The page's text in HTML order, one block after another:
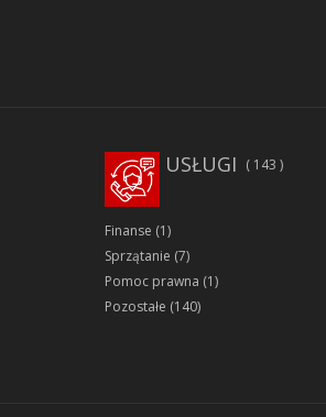
143
USŁUGI
Finanse (1)
Sprzątanie (7)
Pomoc prawna (1)
Pozostałe (140)